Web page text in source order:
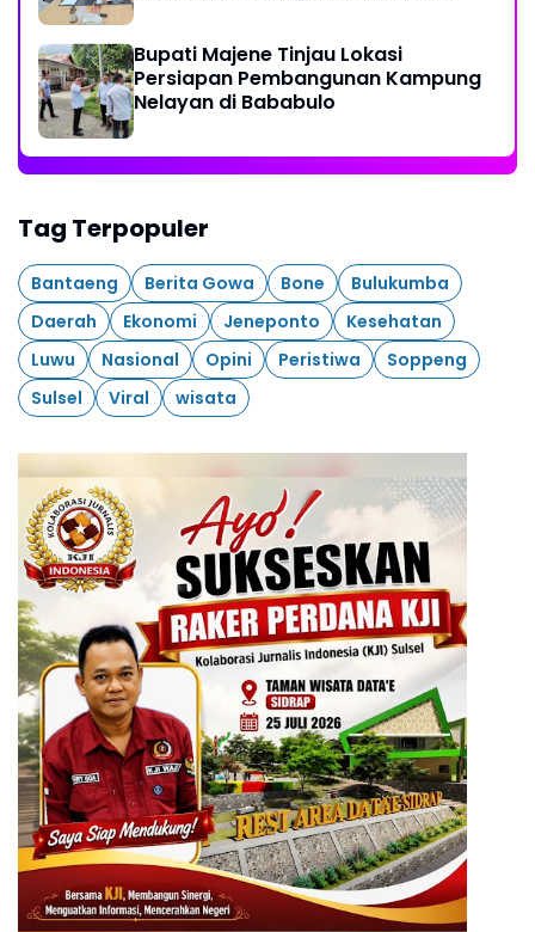
Bupati Majene Tinjau Lokasi
Persiapan Pembangunan Kampung
Nelayan di Bababulo
Tag Terpopuler
Bantaeng Berita Gowa Bone
Bulukumba
Daerah
Ekonomi Jeneponto
Kesehatan
Luwu
Nasional Opini Peristiwa
Soppeng
Sulsel
Viral wisata